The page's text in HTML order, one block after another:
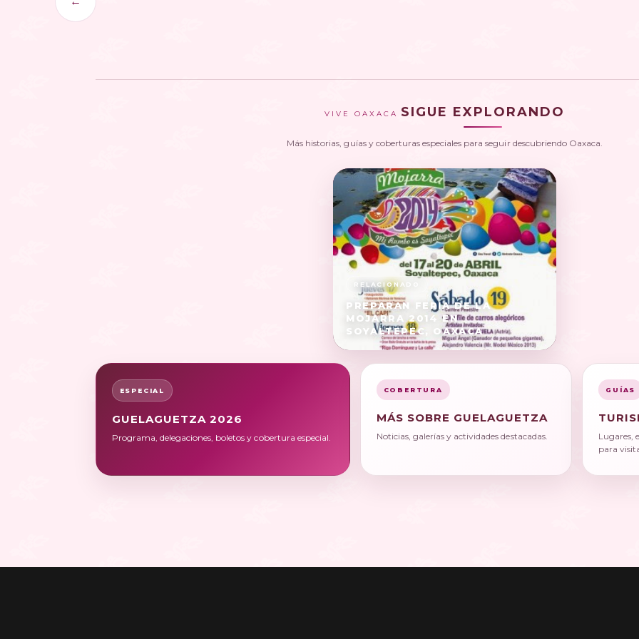
VIVE OAXACA SIGUE EXPLORANDO
Más historias, guías y coberturas especiales para seguir descubriendo Oaxaca.
PREPARAN FERIA DE LA
MOJARRA 2014 EN
SOYALTEPEC, OAXACA
ESPECIAL
GUELAGUETZA 2026
Programa, delegaciones, boletos y cobertura especial.
COBERTURA
MÁS SOBRE GUELAGUETZA
Noticias, galerías y actividades destacadas.
GUÍAS
Lugares,
para